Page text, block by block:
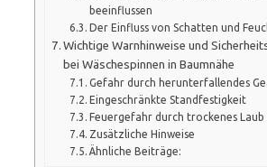
beeinflussen
Der Einfluss von Schatten und
Wichtige Warnhinweise und
bei Wäschespinnen in Baumnähe
Gefahr durch herunterfallendes
Eingeschränkte Standfestigkeit
Feuergefahr durch trockenes Laub
Zusätzliche Hinweise
Ähnliche Beiträge: